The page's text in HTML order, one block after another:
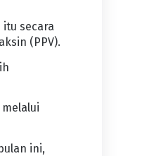
secara
(PPV).
ini,